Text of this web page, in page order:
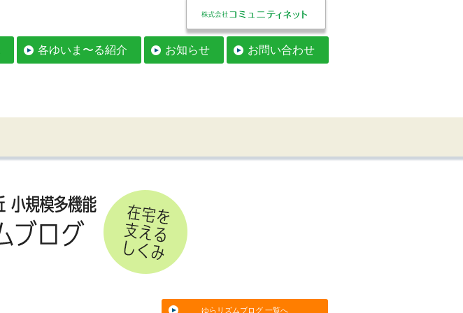
各ゆいま〜る紹介 お知らせ お問い合わせ
ゆらリズムブログ 一覧へ